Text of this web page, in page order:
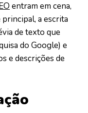
entram em cena,
a escrita
de texto que
do Google) e
e descrições de